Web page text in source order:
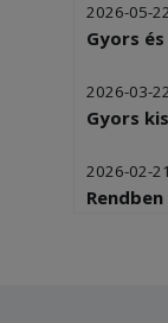
2026-05-
Gyors
2026-03-
Gyors
2026-02-